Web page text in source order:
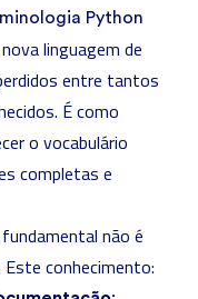
Python
linguagem de
entre tantos
É como
o vocabulário
completas e
não é
conhecimento: